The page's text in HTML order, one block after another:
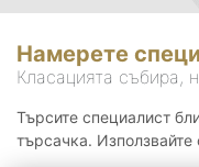
Намерете
Класацията събира,
Търсите специалист
търсачка.